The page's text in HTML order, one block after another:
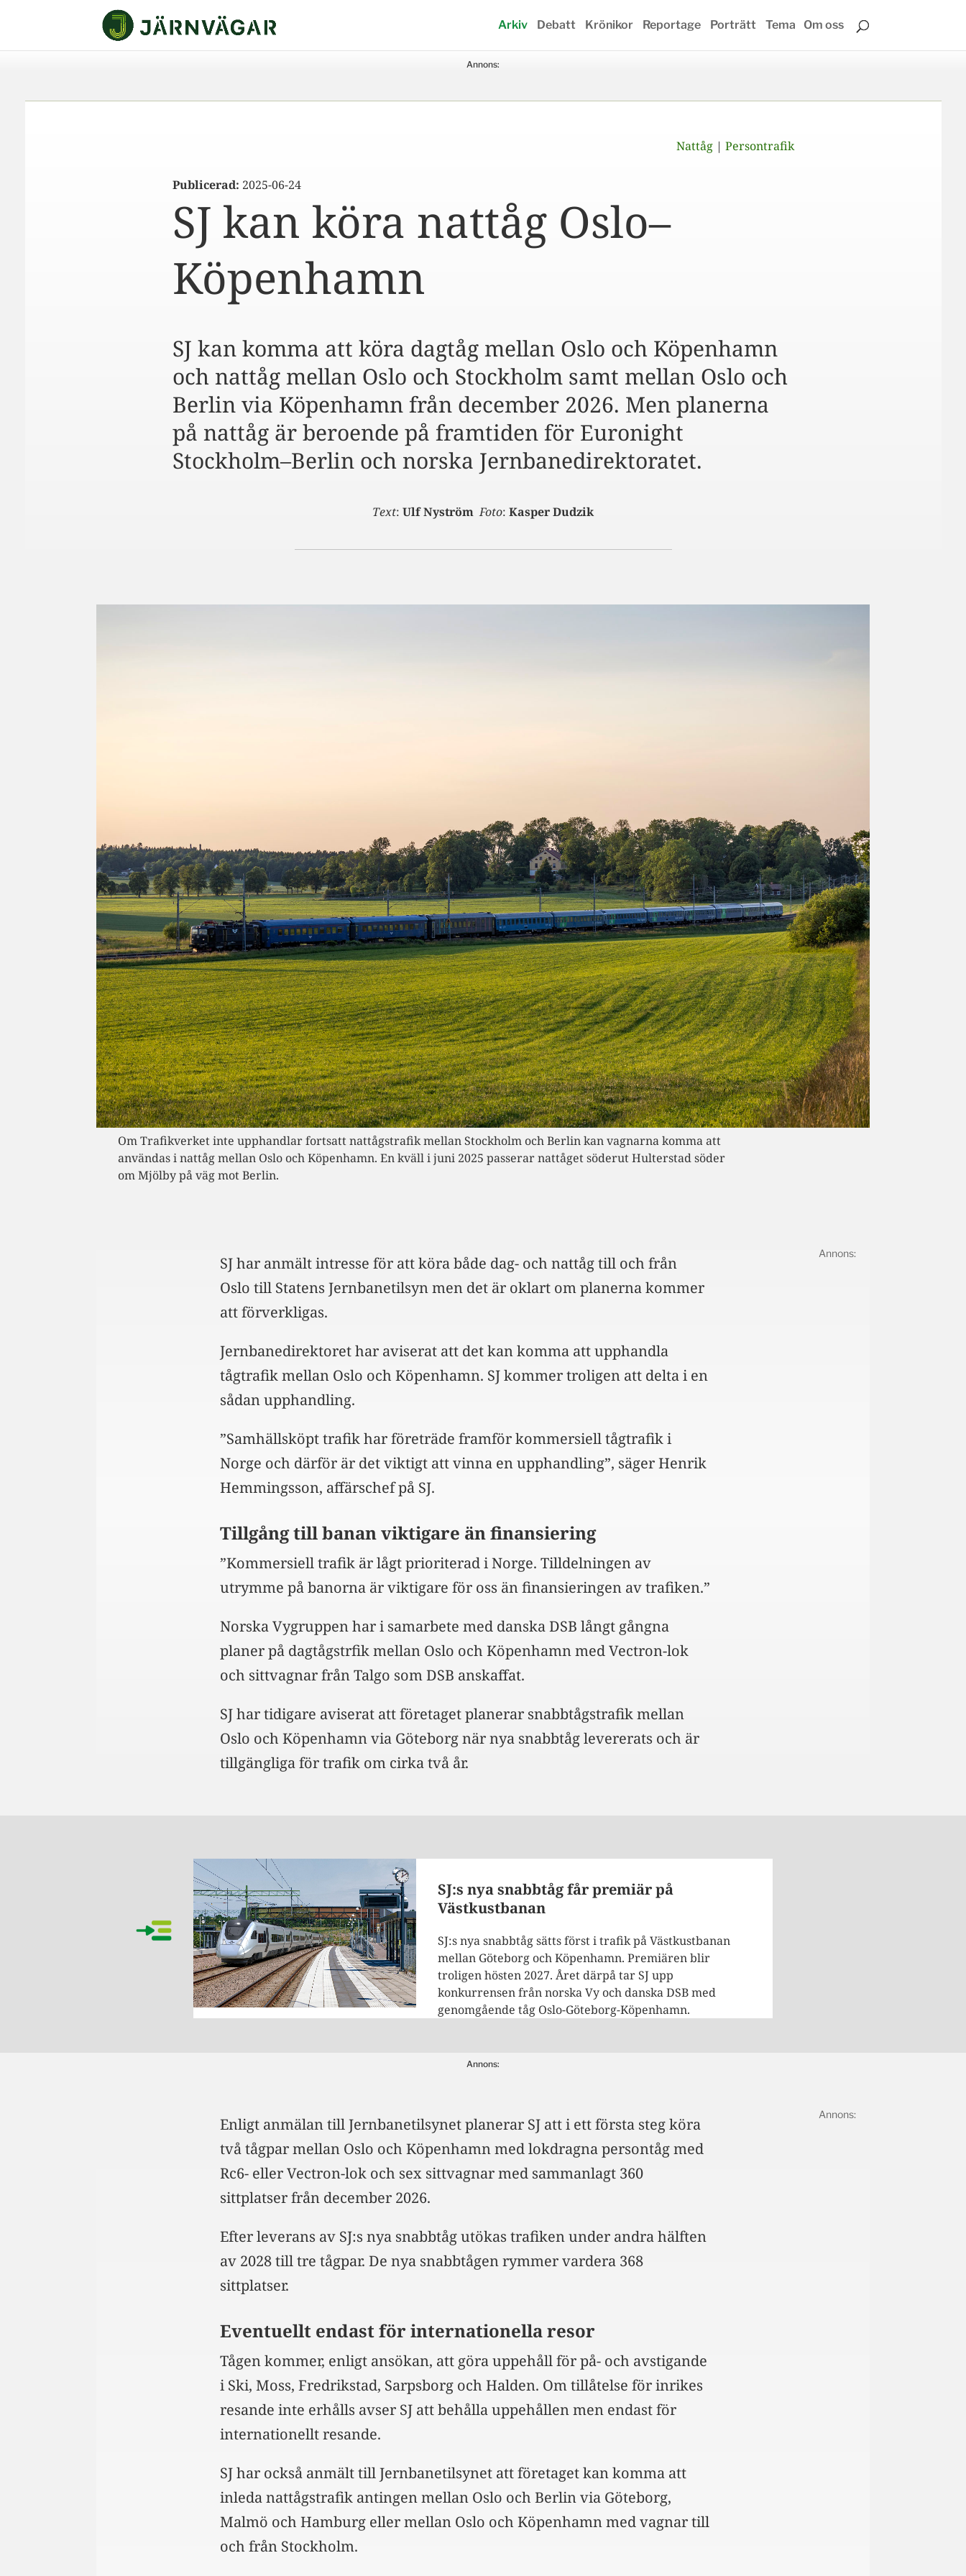
Arkiv Debatt Krönikor Reportage Porträtt Tema Om oss
Annons:
Nattåg| Persontrafik
Publicerad: 2025-06-24
SJ kan köra nattåg Oslo–
Köpenhamn
SJ kan komma att köra dagtåg mellan Oslo och Köpenhamn
och nattåg mellan Oslo och Stockholm samt mellan Oslo och
Berlin via Köpenhamn från december 2026. Men planerna
på nattåg är beroende på framtiden för Euronight
Stockholm–Berlin och norska Jernbanedirektoratet.
Text: Ulf Nyström Foto: Kasper Dudzik
Om Trafikverket inte upphandlar fortsatt nattågstrafik mellan Stockholm och Berlin kan vagnarna komma att
användas i nattåg mellan Oslo och Köpenhamn. En kväll i juni 2025 passerar nattåget söderut Hulterstad söder
om Mjölby på väg mot Berlin.
SJ har anmält intresse för att köra både dag- och nattåg till och från
Oslo till Statens Jernbanetilsyn men det är oklart om planerna kommer
att förverkligas.
Jernbanedirektoret har aviserat att det kan komma att upphandla
tågtrafik mellan Oslo och Köpenhamn. SJ kommer troligen att delta i en
sådan upphandling.
”Samhällsköpt trafik har företräde framför kommersiell tågtrafik i
Norge och därför är det viktigt att vinna en upphandling”, säger Henrik
Hemmingsson, affärschef på SJ.
Tillgång till banan viktigare än finansiering
”Kommersiell trafik är lågt prioriterad i Norge. Tilldelningen av
utrymme på banorna är viktigare för oss än finansieringen av trafiken.”
Norska Vygruppen har i samarbete med danska DSB långt gångna
planer på dagtågstrfik mellan Oslo och Köpenhamn med Vectron-lok
och sittvagnar från Talgo som DSB anskaffat.
SJ har tidigare aviserat att företaget planerar snabbtågstrafik mellan
Oslo och Köpenhamn via Göteborg när nya snabbtåg levererats och är
tillgängliga för trafik om cirka två år.
SJ:s nya snabbtåg får premiär på
Västkustbanan
SJ:s nya snabbtåg sätts först i trafik på Västkustbanan
mellan Göteborg och Köpenhamn. Premiären blir
troligen hösten 2027. Året därpå tar SJ upp
konkurrensen från norska Vy och danska DSB med
genomgående tåg Oslo-Göteborg-Köpenhamn.
Annons:
Enligt anmälan till Jernbanetilsynet planerar SJ att i ett första steg köra
två tågpar mellan Oslo och Köpenhamn med lokdragna persontåg med
Rc6- eller Vectron-lok och sex sittvagnar med sammanlagt 360
sittplatser från december 2026.
Efter leverans av SJ:s nya snabbtåg utökas trafiken under andra hälften
av 2028 till tre tågpar. De nya snabbtågen rymmer vardera 368
sittplatser.
Eventuellt endast för internationella resor
Tågen kommer, enligt ansökan, att göra uppehåll för på- och avstigande
i Ski, Moss, Fredrikstad, Sarpsborg och Halden. Om tillåtelse för inrikes
resande inte erhålls avser SJ att behålla uppehållen men endast för
internationellt resande.
SJ har också anmält till Jernbanetilsynet att företaget kan komma att
inleda nattågstrafik antingen mellan Oslo och Berlin via Göteborg,
Malmö och Hamburg eller mellan Oslo och Köpenhamn med vagnar till
och från Stockholm.